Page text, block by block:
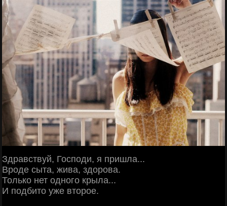
Здравствуй, Господи, я пришла...
Вроде сыта, жива, здорова.
Только нет одного крыла...
И подбито уже второе.